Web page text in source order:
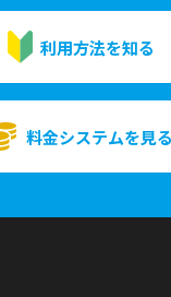
利用方法を知る
料金システムを見る